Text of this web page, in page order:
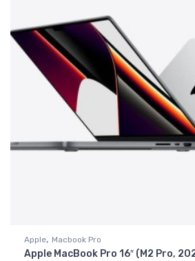
Apple, Macbook Pro
Apple MacBook Pro 16″ (M2 Pro,